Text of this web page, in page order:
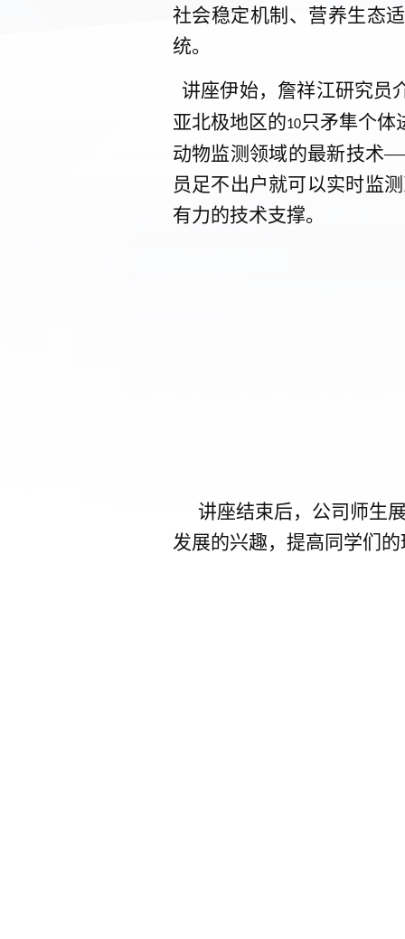
社会稳定机制、营养生态
统。
讲座伊始，詹祥江研究员
亚北极地区的10只矛隼个体
动物监测领域的最新技术
员足不出户就可以实时监
有力的技术支撑。
讲座结束后，公司师生
发展的兴趣，提高同学们